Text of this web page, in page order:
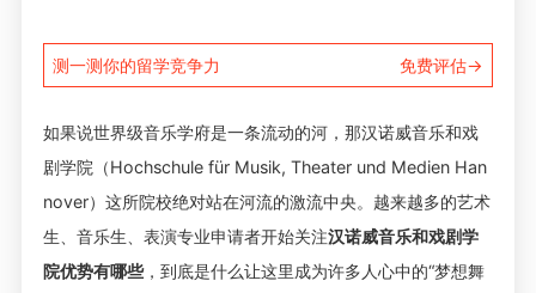
免费评估→
测一测你的留学竞争力
如果说世界级音乐学府是一条流动的河，那汉诺威音乐和戏
剧学院（Hochschule für Musik, Theater und Medien Han
nover）这所院校绝对站在河流的激流中央。越来越多的艺术
生、音乐生、表演专业申请者开始关注汉诺威音乐和戏剧学
院优势有哪些，到底是什么让这里成为许多人心中的“梦想舞